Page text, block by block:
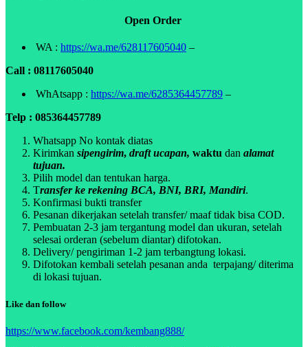
Open Order
WA : https://wa.me/628117605040 –
Call : 08117605040
WhAtsapp : https://wa.me/6285364457789 –
Telp : 085364457789
Whatsapp No kontak diatas
Kirimkan sipengirim, draft ucapan, waktu dan alamat
tujuan.
Pilih model dan tentukan harga.
Transfer ke rekening BCA, BNI, BRI, Mandiri.
Konfirmasi bukti transfer
Pesanan dikerjakan setelah transfer/ maaf tidak bisa COD.
Pembuatan 2-3 jam tergantung model dan ukuran, setelah
selesai orderan (sebelum diantar) difotokan.
Delivery/ pengiriman 1-2 jam terbangtung lokasi.
Difotokan kembali setelah pesanan anda terpajang/ diterima
di lokasi tujuan.
Like dan follow
https://www.facebook.com/kembang888/